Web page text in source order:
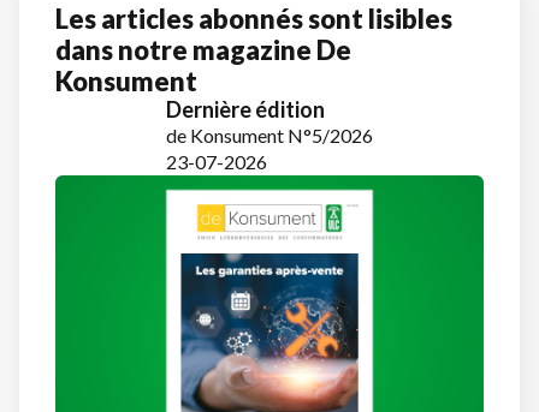
Les articles abonnés sont lisibles
dans notre magazine De
Konsument
Dernière édition
de Konsument N°5/2026
23-07-2026